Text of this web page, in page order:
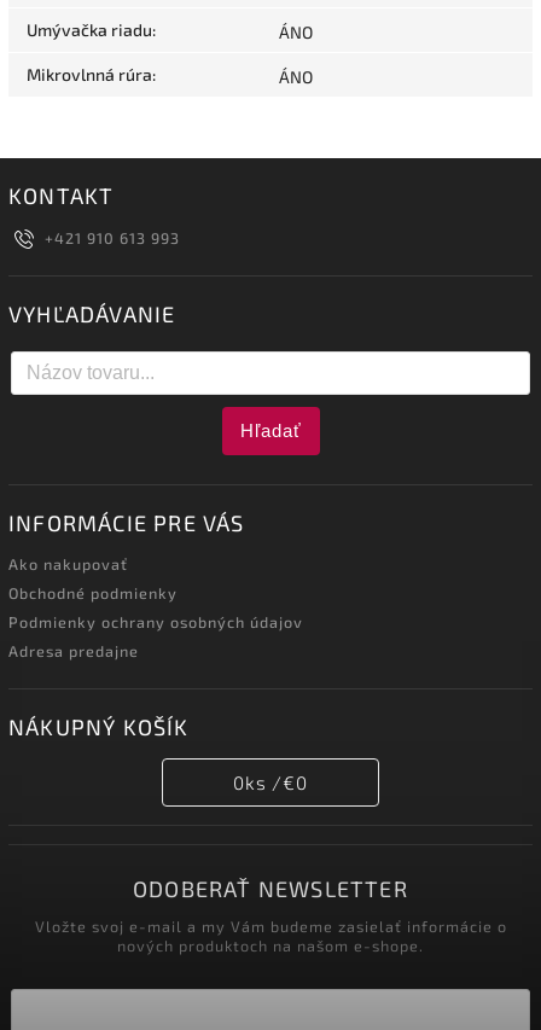
Umývačka riadu: ÁNO
Mikrovlnná rúra: ÁNO
KONTAKT
+421 910 613 993
VYHĽADÁVANIE
Hľadať
INFORMÁCIE PRE VÁS
Ako nakupovať
Obchodné podmienky
Podmienky ochrany osobných údajov
Adresa predajne
NÁKUPNÝ KOŠÍK
0ks /€0
ODOBERAŤ NEWSLETTER
Vložte svoj e-mail a my Vám budeme zasielať informácie o
nových produktoch na našom e-shope.